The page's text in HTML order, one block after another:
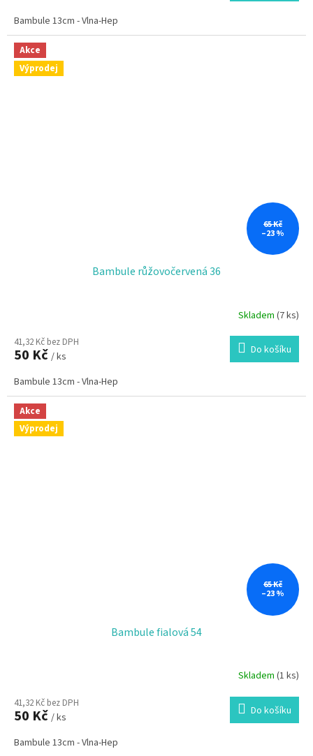
Bambule 13cm - Vlna-Hep
Akce
Výprodej
65 Kč
–23 %
Bambule růžovočervená 36
Skladem (7 ks)
41,32 Kč bez DPH
50 Kč / ks Do košíku
Bambule 13cm - Vlna-Hep
Akce
Výprodej
65 Kč
–23 %
Bambule fialová 54
Skladem (1 ks)
41,32 Kč bez DPH
50 Kč / ks Do košíku
Bambule 13cm - Vlna-Hep